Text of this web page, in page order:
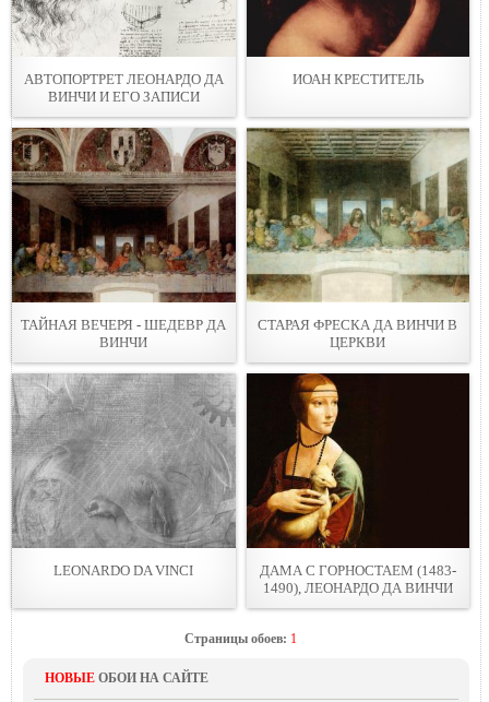
АВТОПОРТРЕТ ЛЕОНАРДО ДА
ВИНЧИ И ЕГО ЗАПИСИ
ИОАН КРЕСТИТЕЛЬ
ТАЙНАЯ ВЕЧЕРЯ - ШЕДЕВР ДА
ВИНЧИ
СТАРАЯ ФРЕСКА ДА ВИНЧИ В
ЦЕРКВИ
LEONARDO DA VINCI
ДАМА С ГОРНОСТАЕМ (1483-
1490), ЛЕОНАРДО ДА ВИНЧИ
Страницы обоев: 1
НОВЫЕ ОБОИ НА САЙТЕ